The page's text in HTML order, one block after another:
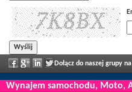
Dołącz do naszej grupy
swoją opinię i ciesz się regularnie
Wynajem samochodu, Moto,